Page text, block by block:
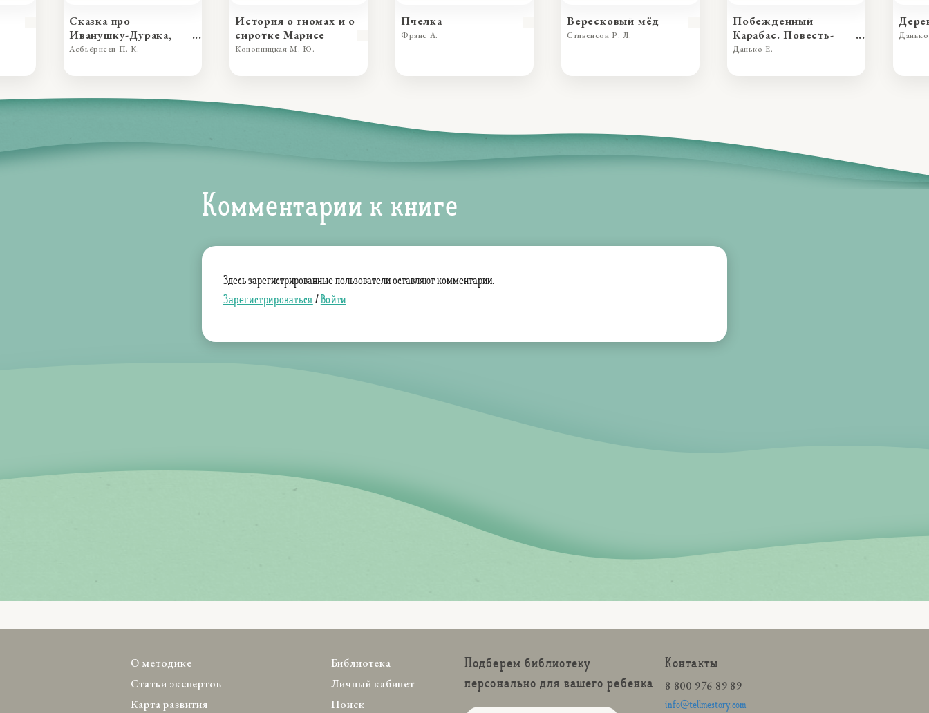
Сказка про
Иванушку-Дурака,
превзошедшего во
Асбьёрнсен П. К.
История о гномах и о
сиротке Марисе
Конопницкая М. Ю.
Пчелка
Франс А.
Вересковый мёд
Стивенсон Р. Л.
Побежденный
Карабас. Повесть-
сказка
Данько Е.
Комментарии к книге
Здесь зарегистрированные пользователи оставляют комментарии.
Зарегистрироваться/Войти
О методике
Статьи экспертов
Карта развития
Библиотека
Личный кабинет
Поиск
Подберем библиотеку
персонально для вашего ребенка
Контакты
8 800 976 89 89
info@tellmestory.com